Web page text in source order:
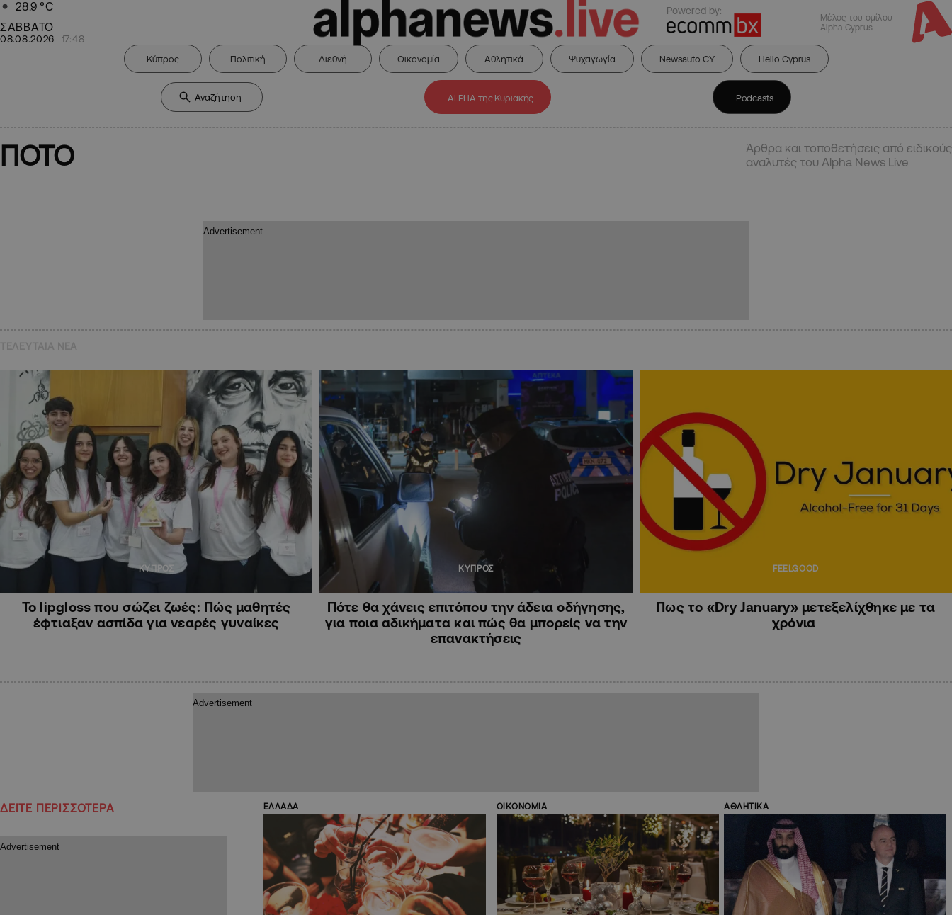
28.9 °C
ΣΑΒΒΑΤΟ
08.08.2026 17:48
Powered by:
Μέλος του ομίλου
Alpha Cyprus
Κύπρος Πολιτική Διεθνή Οικονομία Αθλητικά Ψυχαγωγία Newsauto CY Hello Cyprus
ALPHA της Κυριακής Podcasts
ΠΟΤΟ
Άρθρα και τοποθετήσεις από ειδικούς
αναλυτές του Alpha News Live
ΚΥΠΡΟΣ
Το lipgloss που σώζει ζωές: Πώς μαθητές
έφτιαξαν ασπίδα για νεαρές γυναίκες
ΚΥΠΡΟΣ
Πότε θα χάνεις επιτόπου την άδεια οδήγησης,
για ποια αδικήματα και πώς θα μπορείς να την
επανακτήσεις
FEELGOOD
Πως το «Dry January» μετεξελίχθηκε με τα
χρόνια
ΔΕΙΤΕ ΠΕΡΙΣΣΟΤΕΡΑ ΕΛΛΑΔΑ ΟΙΚΟΝΟΜΙΑ ΑΘΛΗΤΙΚΑ